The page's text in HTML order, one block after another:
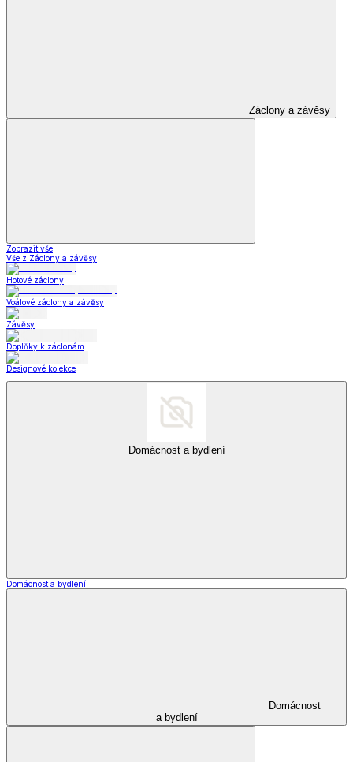
Záclony a závěsy
Zobrazit vše
Vše z Záclony a závěsy
Hotové záclony
Voálové záclony a závěsy
Závěsy
Doplňky k záclonám
Designové kolekce
Domácnost a bydlení
Domácnost a bydlení
Domácnost
a bydlení